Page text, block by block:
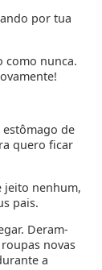
por tua
como nunca.
de
quero ficar
jeito nenhum,
pais.
Deram-
novas
a